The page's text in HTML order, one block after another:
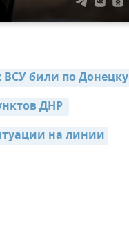
ВСУ били по
ДНР
на линии